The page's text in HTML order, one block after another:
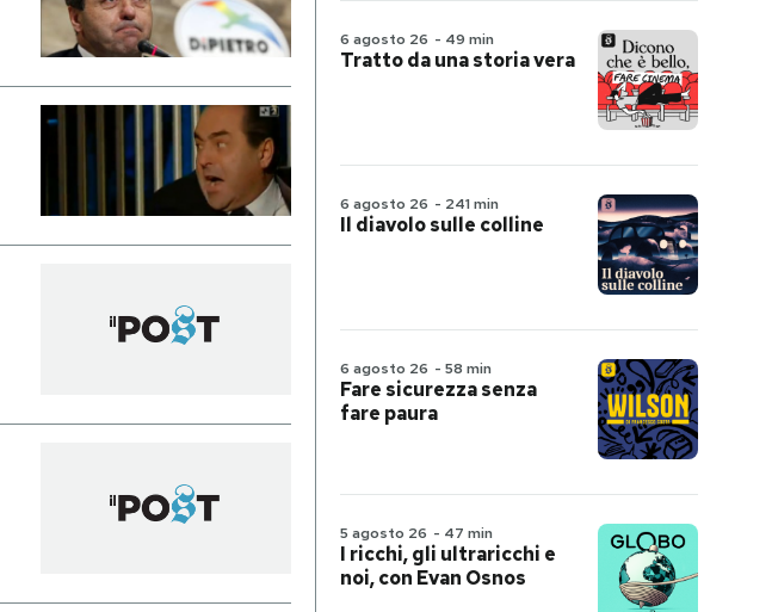
6 agosto 26 - 49 min
Tratto da una storia vera
6 agosto 26 - 241 min
Il diavolo sulle colline
6 agosto 26 - 58 min
Fare sicurezza senza
fare paura
5 agosto 26 - 47 min
I ricchi, gli ultraricchi e
noi, con Evan Osnos